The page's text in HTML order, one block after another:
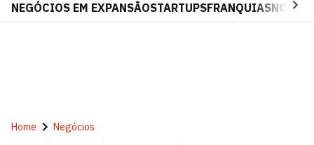
NEGÓCIOS EM EXPANSÃOSTARTUPSFRANQUIAS
Home Negócios